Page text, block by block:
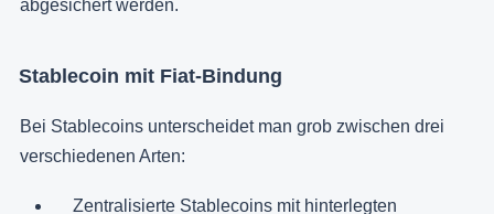
abgesichert werden.
Stablecoin mit Fiat-Bindung
Bei Stablecoins unterscheidet man grob zwischen drei
verschiedenen Arten:
Zentralisierte Stablecoins mit hinterlegten